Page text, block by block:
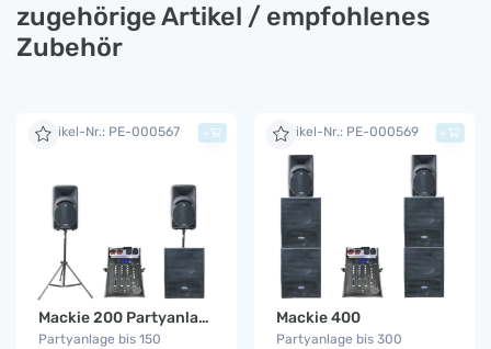
zugehörige Artikel / empfohlenes
Zubehör
Artikel-Nr.: PE-000567
Mackie 200 Partyanlage
Partyanlage bis 150
+ Artikel-Nr.: PE-000569
Mackie 400
Partyanlage bis 300
+